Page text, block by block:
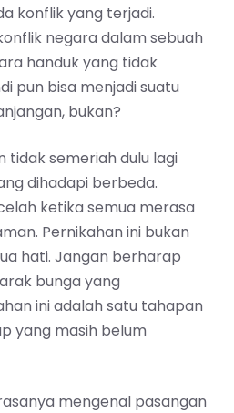
konflik yang terjadi.
negara dalam sebuah
handuk yang tidak
pun bisa menjadi suatu
, bukan?
tidak semeriah dulu lagi
dihadapi berbeda.
ketika semua merasa
Pernikahan ini bukan
hati. Jangan berharap
bunga yang
ini adalah satu tahapan
yang masih belum
mengenal pasangan